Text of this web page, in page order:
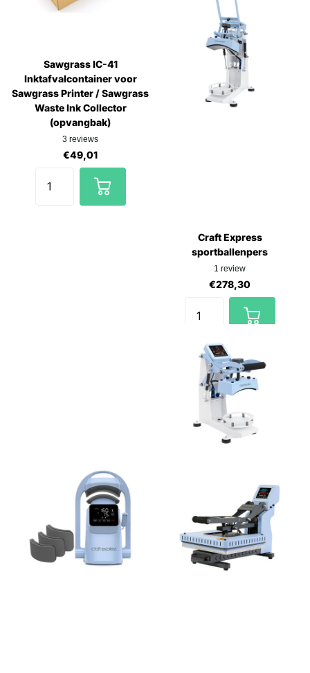
Sawgrass IC-41
Inktafvalcontainer voor
Sawgrass Printer / Sawgrass
Waste Ink Collector
(opvangbak)
3 reviews
€49,01
Craft Express
sportballenpers
1 review
€278,30